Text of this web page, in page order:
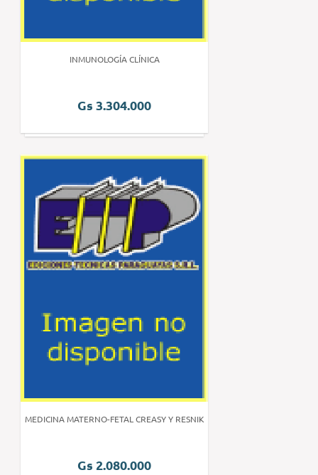
INMUNOLOGÍA CLÍNICA
Gs 3.304.000
MEDICINA MATERNO-FETAL CREASY Y RESNIK
Gs 2.080.000